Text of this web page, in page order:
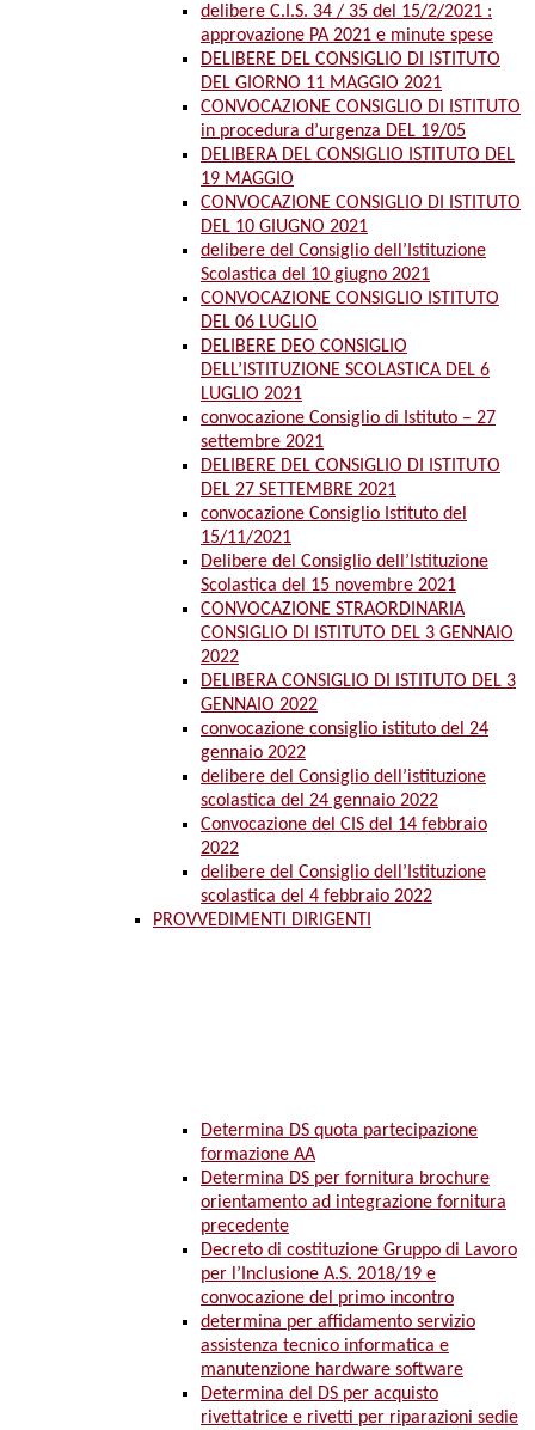
delibere C.I.S. 34 / 35 del 15/2/2021 :
approvazione PA 2021 e minute spese
DELIBERE DEL CONSIGLIO DI ISTITUTO
DEL GIORNO 11 MAGGIO 2021
CONVOCAZIONE CONSIGLIO DI ISTITUTO
in procedura d’urgenza DEL 19/05
DELIBERA DEL CONSIGLIO ISTITUTO DEL
19 MAGGIO
CONVOCAZIONE CONSIGLIO DI ISTITUTO
DEL 10 GIUGNO 2021
delibere del Consiglio dell’Istituzione
Scolastica del 10 giugno 2021
CONVOCAZIONE CONSIGLIO ISTITUTO
DEL 06 LUGLIO
DELIBERE DEO CONSIGLIO
DELL’ISTITUZIONE SCOLASTICA DEL 6
LUGLIO 2021
convocazione Consiglio di Istituto – 27
settembre 2021
DELIBERE DEL CONSIGLIO DI ISTITUTO
DEL 27 SETTEMBRE 2021
convocazione Consiglio Istituto del
15/11/2021
Delibere del Consiglio dell’Istituzione
Scolastica del 15 novembre 2021
CONVOCAZIONE STRAORDINARIA
CONSIGLIO DI ISTITUTO DEL 3 GENNAIO
2022
DELIBERA CONSIGLIO DI ISTITUTO DEL 3
GENNAIO 2022
convocazione consiglio istituto del 24
gennaio 2022
delibere del Consiglio dell’istituzione
scolastica del 24 gennaio 2022
Convocazione del CIS del 14 febbraio
2022
delibere del Consiglio dell’Istituzione
scolastica del 4 febbraio 2022
PROVVEDIMENTI DIRIGENTI
Determina DS quota partecipazione
formazione AA
Determina DS per fornitura brochure
orientamento ad integrazione fornitura
precedente
Decreto di costituzione Gruppo di Lavoro
per l’Inclusione A.S. 2018/19 e
convocazione del primo incontro
determina per affidamento servizio
assistenza tecnico informatica e
manutenzione hardware software
Determina del DS per acquisto
rivettatrice e rivetti per riparazioni sedie